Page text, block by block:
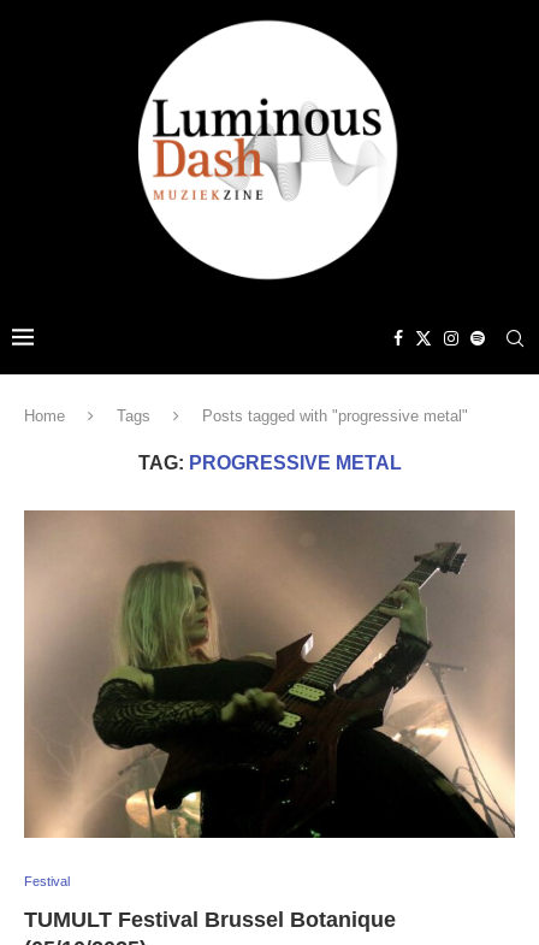
Home Tags Posts tagged with "progressive metal"
TAG: PROGRESSIVE METAL
Festival
TUMULT Festival Brussel Botanique